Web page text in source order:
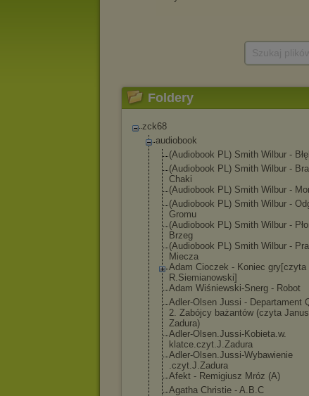
Foldery
zck68
audiobook
(Audiobook PL) Smith Wilbur -
(Audiobook PL) Smith Wilbur -
Chaki
(Audiobook PL) Smith Wilbur -
(Audiobook PL) Smith Wilbur -
Gromu
(Audiobook PL) Smith Wilbur -
Brzeg
(Audiobook PL) Smith Wilbur -
Miecza
Adam Cioczek - Koniec gry[czyta
R.Siemianowski]
Adam Wiśniewski-Snerg - Robot
Adler-Olsen Jussi - Departament
2. Zabójcy bażantów (czyta
Zadura)
Adler-Olsen.Jussi-Kobieta.w.
klatce.czyt.J.Zadura
Adler-Olsen.Jussi-Wybawienie
.czyt.J.Zadura
Afekt - Remigiusz Mróz (A)
Agatha Christie - A.B.C